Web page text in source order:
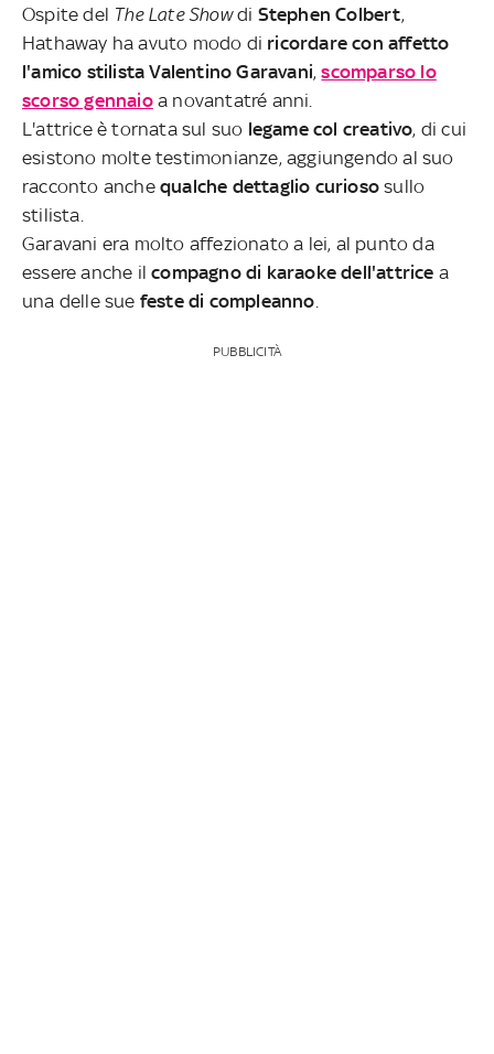
Ospite del The Late Showdi Stephen Colbert,
Hathaway ha avuto modo di ricordare con affetto
l'amico stilista Valentino Garavani,scomparso lo
scorso gennaioa novantatré anni.
L'attrice è tornata sul suo legame col creativo, di cui
esistono molte testimonianze, aggiungendo al suo
racconto anchequalche dettaglio curioso sullo
stilista.
Garavani era molto affezionato a lei, al punto da
essere anche ilcompagno di karaoke dell'attrice a
una delle sue feste di compleanno
PUBBLICITÀ